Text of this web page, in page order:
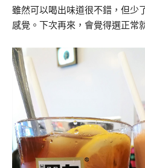
雖然可以喝出味道很不錯，但少
感覺。下次再來，會覺得選正常